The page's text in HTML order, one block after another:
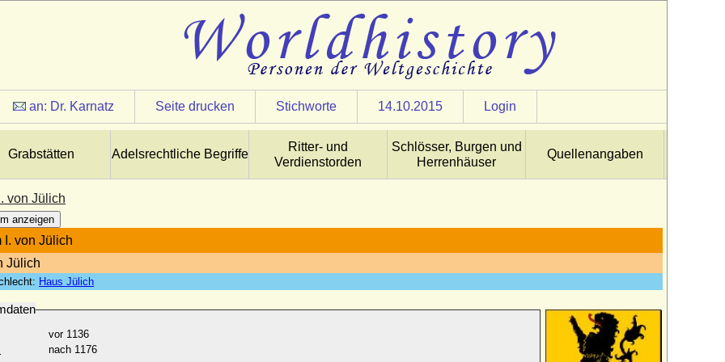
an: Dr. Karnatz Seite drucken Stichworte 14.10.2015 Login
Grabstätten Adelsrechtliche Begriffe
Ritter- und
Verdienstorden
Schlösser, Burgen und
Herrenhäuser
Quellenangaben
von Jülich
anzeigen
I. von Jülich
Jülich
Haus Jülich
vor 1136
nach 1176